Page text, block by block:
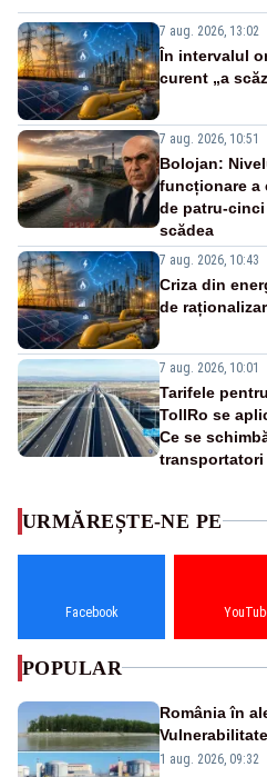
7 aug. 2026, 13:02
În intervalul
curent „a
7 aug. 2026, 10:51
Bolojan:
funcționare a
de patru-
scădea
7 aug. 2026, 10:43
Criza din
de
7 aug. 2026, 10:01
Tarifele
TollRo se
Ce se
transportatori
URMĂREȘTE-NE PE
Facebook
POPULAR
România în
în pericol
1 aug. 2026, 09:32